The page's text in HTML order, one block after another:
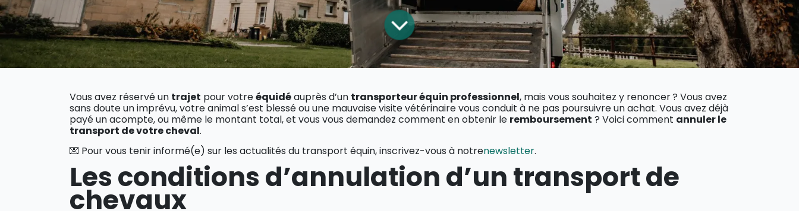
Vous avez réservé un trajet pour votreéquidéauprès d’un transporteur équin professionnel, mais vous souhaitez y renoncer ? Vous avez
sans doute un imprévu, votre animal s’est blessé ou une mauvaise visite vétérinaire vous conduit à ne pas poursuivre un achat. Vous avez déjà
payé un acompte, ou même le montant total, et vous vous demandez comment en obtenir le remboursement ? Voici comment annuler le
transport de votre cheval.
💌 Pour vous tenir informé(e) sur les actualités du transport équin, inscrivez-vous à notrenewsletter.
Les conditions d’annulation d’un transport de
chevaux